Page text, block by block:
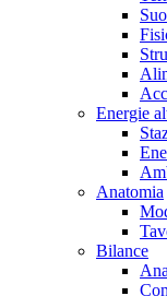
Energie
Anatomia
Bilance